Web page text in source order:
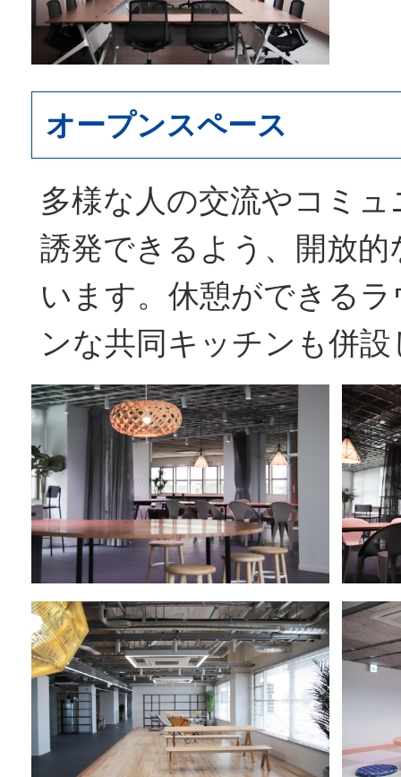
オープンスペース
多様な人の交流やコミ
誘発できるよう、開放
います。休憩ができる
ンな共同キッチンも併